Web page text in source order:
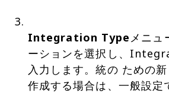
Integration Type メニュ
ーションを選択し、
入力します。統の ための
作成する場合は、一般設定